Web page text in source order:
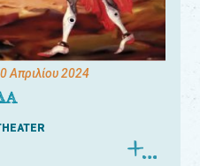
Απριλίου 2024